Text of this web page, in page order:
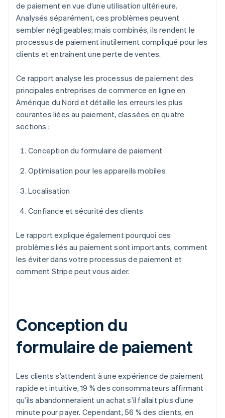
de paiement en vue d’une utilisation ultérieure.
Analysés séparément, ces problèmes peuvent
sembler négligeables; mais combinés, ils rendent le
processus de paiement inutilement compliqué pour les
clients et entraînent une perte de ventes.
Ce rapport analyse les processus de paiement des
principales entreprises de commerce en ligne en
Amérique du Nord et détaille les erreurs les plus
courantes liées au paiement, classées en quatre
sections :
Conception du formulaire de paiement
Optimisation pour les appareils mobiles
Localisation
Confiance et sécurité des clients
Le rapport explique également pourquoi ces
problèmes liés au paiement sont importants, comment
les éviter dans votre processus de paiement et
comment Stripe peut vous aider.
Conception du
formulaire de paiement
Les clients s’attendent à une expérience de paiement
rapide et intuitive, 19 % des consommateurs affirmant
qu’ils abandonneraient un achat s’il fallait plus d’une
minute pour payer. Cependant, 56 % des clients, en